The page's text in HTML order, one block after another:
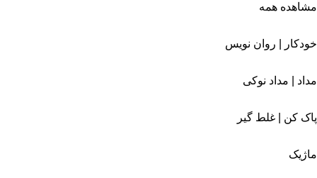
مشاهده همه
خودکار | روان نویس
مداد | مداد نوکی
پاک کن | غلط گیر
ماژیک